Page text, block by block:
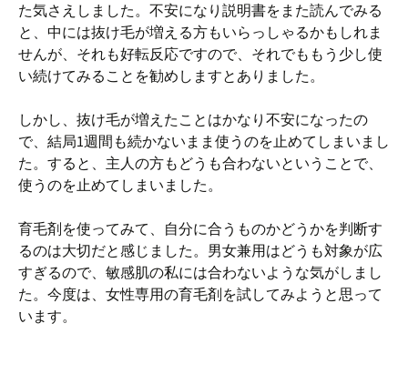
た気さえしました。不安になり説明書をまた読んでみる
と、中には抜け毛が増える方もいらっしゃるかもしれま
せんが、それも好転反応ですので、それでももう少し使
い続けてみることを勧めしますとありました。
しかし、抜け毛が増えたことはかなり不安になったの
で、結局1週間も続かないまま使うのを止めてしまいまし
た。すると、主人の方もどうも合わないということで、
使うのを止めてしまいました。
育毛剤を使ってみて、自分に合うものかどうかを判断す
るのは大切だと感じました。男女兼用はどうも対象が広
すぎるので、敏感肌の私には合わないような気がしまし
た。今度は、女性専用の育毛剤を試してみようと思って
います。